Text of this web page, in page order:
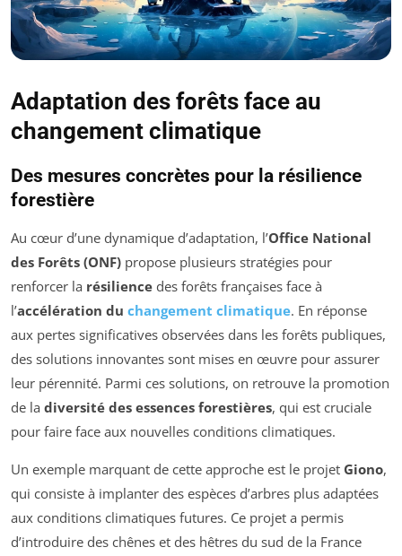
Adaptation des forêts face au
changement climatique
Des mesures concrètes pour la résilience
forestière
Au cœur d’une dynamique d’adaptation, l’Office National
des Forêts (ONF) propose plusieurs stratégies pour
renforcer la résilience des forêts françaises face à
l’accélération du changement climatique. En réponse
aux pertes significatives observées dans les forêts publiques,
des solutions innovantes sont mises en œuvre pour assurer
leur pérennité. Parmi ces solutions, on retrouve la promotion
de la diversité des essences forestières, qui est cruciale
pour faire face aux nouvelles conditions climatiques.
Un exemple marquant de cette approche est le projet Giono,
qui consiste à implanter des espèces d’arbres plus adaptées
aux conditions climatiques futures. Ce projet a permis
d’introduire des chênes et des hêtres du sud de la France